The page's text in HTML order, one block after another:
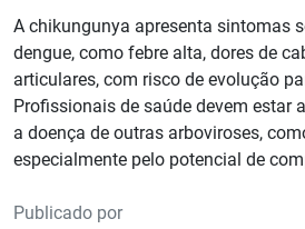
A chikungunya apresenta sintomas
dengue, como febre alta, dores de
articulares, com risco de evolução
Profissionais de saúde devem estar
a doença de outras arboviroses,
especialmente pelo potencial de
Publicado por